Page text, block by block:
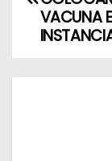
e
VACUNA